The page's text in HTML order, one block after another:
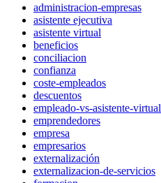
administracion-empresas
asistente ejecutiva
asistente virtual
beneficios
conciliacion
confianza
coste-empleados
descuentos
empleado-vs-asistente-virtual
emprendedores
empresa
empresarios
externalización
externalizacion-de-servicios